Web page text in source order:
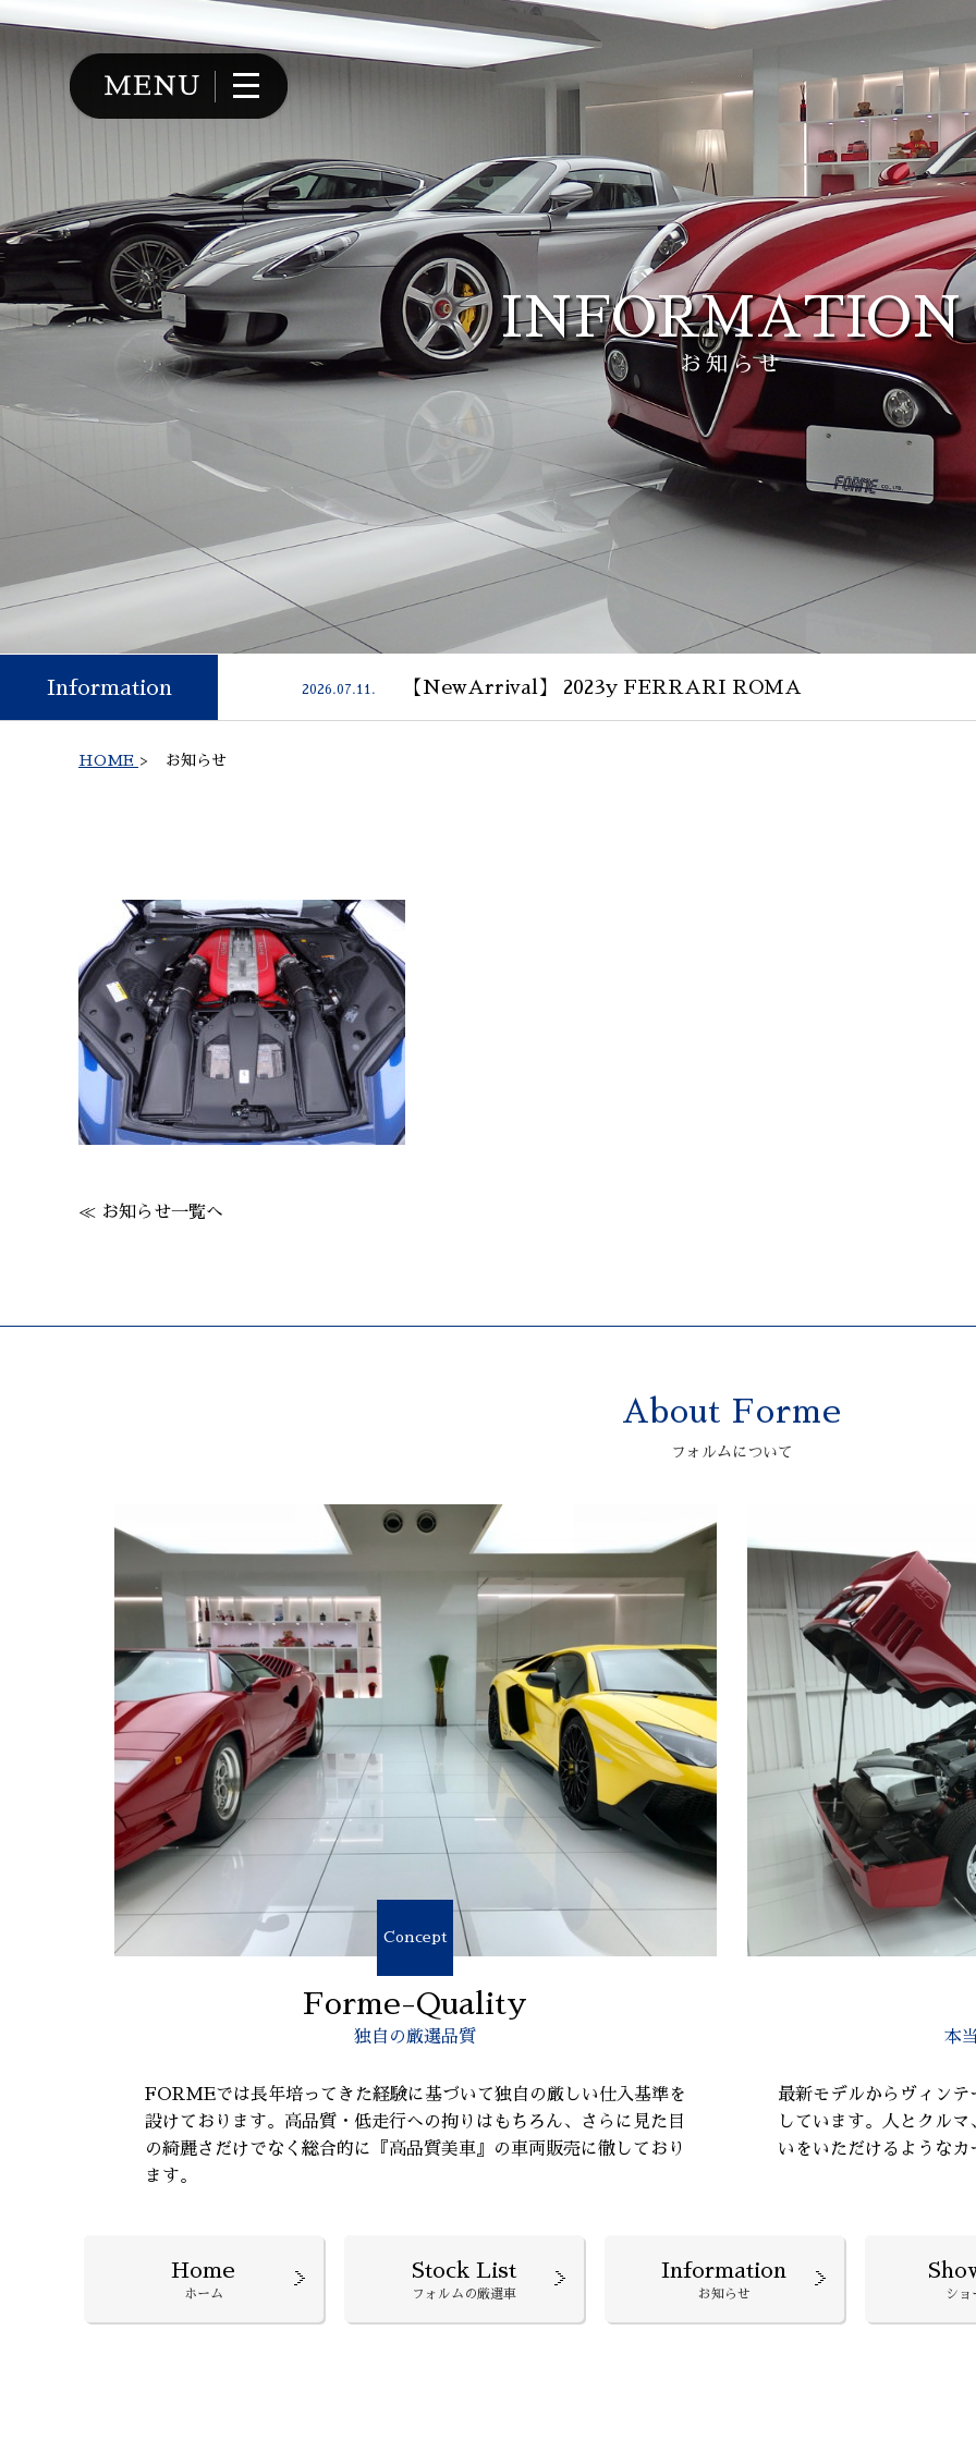
INFORMATION
お知らせ
Information 2026.07.11. 【NewArrival】 2023y FERRARI ROMA
HOME > お知らせ
≪ お知らせ一覧へ
About Forme
フォルムについて
Concept
Forme-Quality
独自の厳選品質
FORMEでは長年培ってきた経験に基づいて独自の厳しい仕入基準を
設けております。高品質・低走行への拘りはもちろん、さらに見た目
の綺麗さだけでなく総合的に『高品質美車』の車両販売に徹しており
ます。
本
最新モデルからヴィン
しています。人とクル
いをいただけるようなカ
Home
ホーム
Stock List
フォルムの厳選車
Information
お知らせ ショ